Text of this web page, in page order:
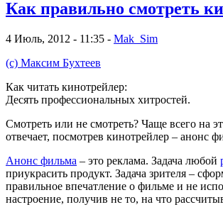
Как правильно смотреть
4 Июль, 2012 - 11:35 - Mak_Sim
(с) Максим Бухтеев
Как читать кинотрейлер:
Десять профессиональных хитростей.
Смотреть или не смотреть? Чаще всего на
отвечает, посмотрев кинотрейлер – анонс
Анонс фильма – это реклама. Задача любой
приукрасить продукт. Задача зрителя –
правильное впечатление о фильме и не
настроение, получив не то, на что